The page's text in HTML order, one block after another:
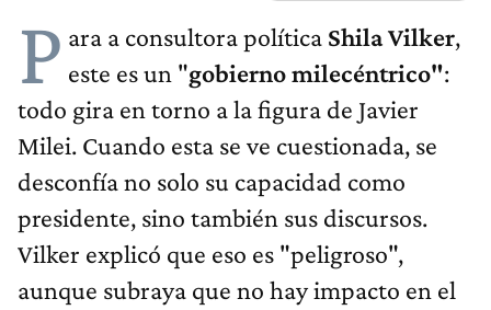
P ara a consultora política Shila Vilker,
este es un "gobierno milecéntrico":
todo gira en torno a la figura de Javier
Milei. Cuando esta se ve cuestionada, se
desconfía no solo su capacidad como
presidente, sino también sus discursos.
Vilker explicó que eso es "peligroso",
aunque subraya que no hay impacto en el